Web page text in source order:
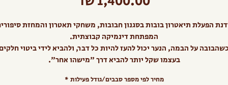
הפעלת תיאטרון בובות בסגנון חבובות, משחקי תאטרון והמחזת
המפתחת דינמיקה קבוצתית.
על הבמה, הנער יכול להעז להיות כל דבר, ולהביא לידי ביטוי
בעצמו שקל יותר להביא דרך "מישהו אחר".
מחיר לפי מספר סבבים/גודל פעילות *